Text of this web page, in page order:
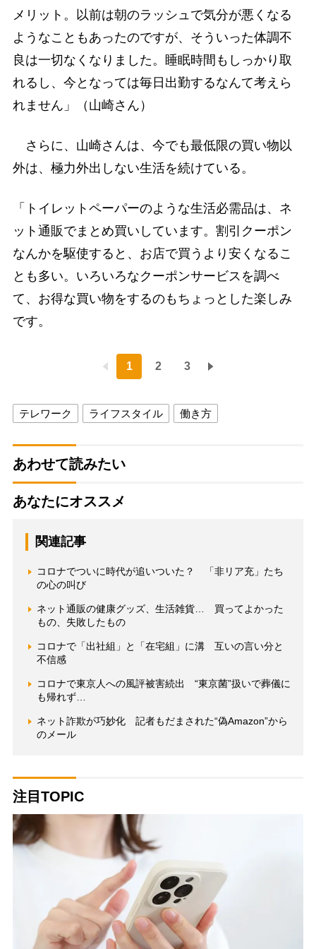
メリット。以前は朝のラッシュで気分が悪くなる
ようなこともあったのですが、そういった体調不
良は一切なくなりました。睡眠時間もしっかり取
れるし、今となっては毎日出勤するなんて考えら
れません」（山崎さん）
さらに、山崎さんは、今でも最低限の買い物以
外は、極力外出しない生活を続けている。
「トイレットペーパーのような生活必需品は、ネ
ット通販でまとめ買いしています。割引クーポン
なんかを駆使すると、お店で買うより安くなるこ
とも多い。いろいろなクーポンサービスを調べ
て、お得な買い物をするのもちょっとした楽しみ
です。
1 2 3
テレワーク ライフスタイル 働き方
あわせて読みたい
あなたにオススメ
関連記事
コロナでついに時代が追いついた？ 「非リア充」たち
の心の叫び
ネット通販の健康グッズ、生活雑貨… 買ってよかった
もの、失敗したもの
コロナで「出社組」と「在宅組」に溝 互いの言い分と
不信感
コロナで東京人への風評被害続出 “東京菌”扱いで葬儀に
も帰れず…
ネット詐欺が巧妙化 記者もだまされた“偽Amazon”から
のメール
注目TOPIC